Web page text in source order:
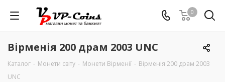
0
Вірменія 200 драм 2003 UNC
Каталог - Монети світу - Монети Вірменії - Вірменія 200 драм 2003
UNC